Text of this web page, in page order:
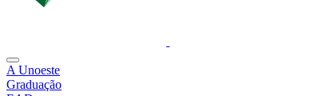
A Unoeste
Graduação